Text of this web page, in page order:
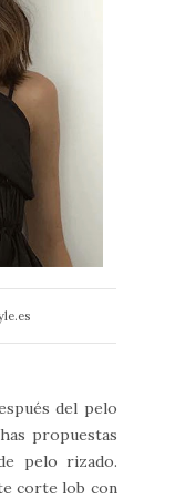
del pelo
propuestas
pelo rizado.
corte lob con